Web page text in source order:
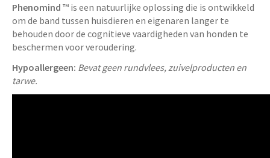
Phenomind ™ is een natuurlijke oplossing die is ontwikkeld
om de band tussen huisdieren en eigenaren langer te
behouden door de cognitieve vaardigheden van honden te
beschermen voor veroudering.
Hypoallergeen: Bevat geen rundvlees, zuivelproducten en
tarwe.